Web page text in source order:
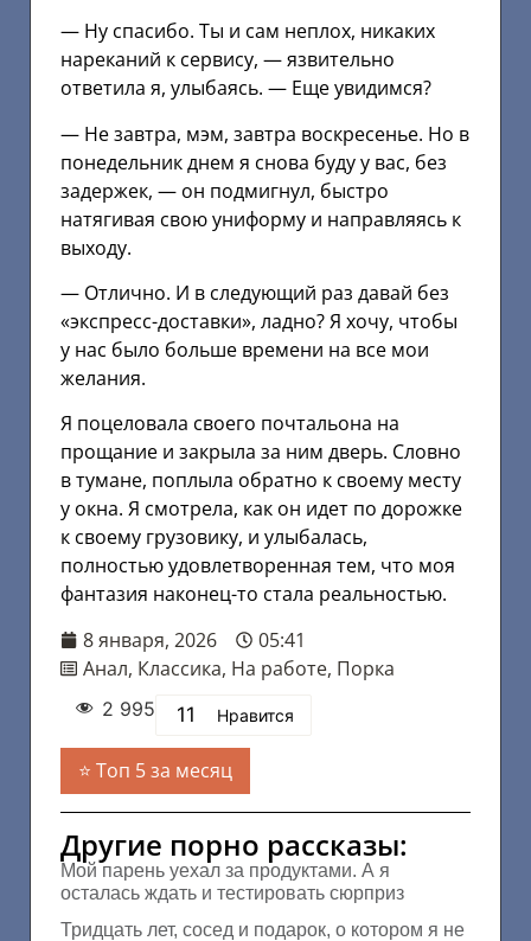
— Ну спасибо. Ты и сам неплох, никаких
нареканий к сервису, — язвительно
ответила я, улыбаясь. — Еще увидимся?
— Не завтра, мэм, завтра воскресенье. Но в
понедельник днем я снова буду у вас, без
задержек, — он подмигнул, быстро
натягивая свою униформу и направляясь к
выходу.
— Отлично. И в следующий раз давай без
«экспресс-доставки», ладно? Я хочу, чтобы
у нас было больше времени на все мои
желания.
Я поцеловала своего почтальона на
прощание и закрыла за ним дверь. Словно
в тумане, поплыла обратно к своему месту
у окна. Я смотрела, как он идет по дорожке
к своему грузовику, и улыбалась,
полностью удовлетворенная тем, что моя
фантазия наконец-то стала реальностью.
8 января, 2026
05:41
Анал, Классика, На работе, Порка
2 995 11 Нравится
Топ 5 за месяц
Другие порно рассказы:
Мой парень уехал за продуктами. А я
осталась ждать и тестировать сюрприз
Тридцать лет, сосед и подарок, о котором я не